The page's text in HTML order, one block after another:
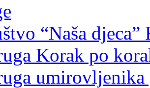
“Naša djeca”
Korak po
umirovljenika